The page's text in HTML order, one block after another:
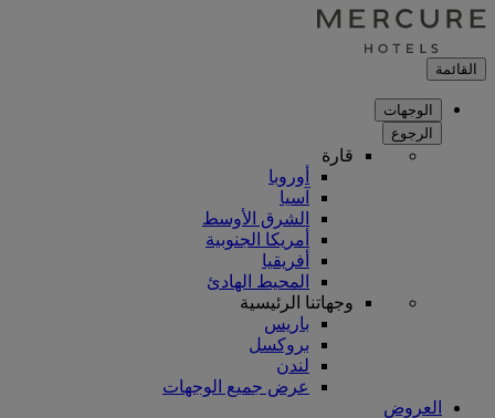
القائمة
الوجهات
الرجوع
قارة
أوروبا
آسيا
الشرق الأوسط
أمريكا الجنوبية
أفريقيا
المحيط الهادئ
وجهاتنا الرئيسية
باريس
بروكسل
لندن
عرض جميع الوجهات
العروض